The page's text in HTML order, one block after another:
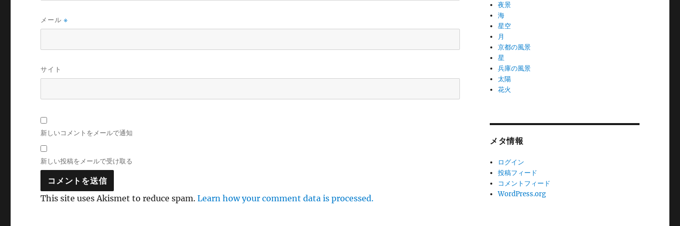
メール※
サイト
新しいコメントをメールで通知
新しい投稿をメールで受け取る
This site uses Akismet to reduce spam.Learn how your comment data is processed.
夜景
海
星空
月
京都の風景
星
兵庫の風景
太陽
花火
メタ情報
ログイン
投稿フィード
コメントフィード
WordPress.org